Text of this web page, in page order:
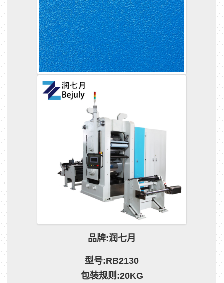
品牌:润七月
型号:RB2130
包装规则:20KG